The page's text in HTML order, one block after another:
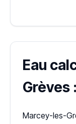
Eau
Grèves
Marcey-les-